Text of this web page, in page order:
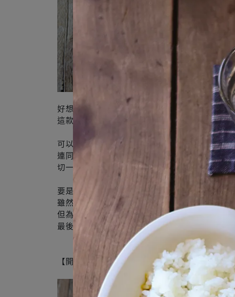
好想要有搭配美味豬肉料理的西式盤皿……
這款器皿就是出於個人特定目標的需求而誕生的。
可以把煎得焦香的豬排厚厚切塊裝盤，
連同蘆筍、櫛瓜、馬鈴薯等配菜一起上桌。
切一口外酥內嫩的豬排，大快朵頤……
要是有一款樸實大方的盤皿，和能品嚐到簡單食
雖然聽起來是很籠統的概念，
但為了實現豬肉料理愛好者的奢侈心願，
最後打造出的就是這款Landrace餐盤。
【開發重點1】低調大方